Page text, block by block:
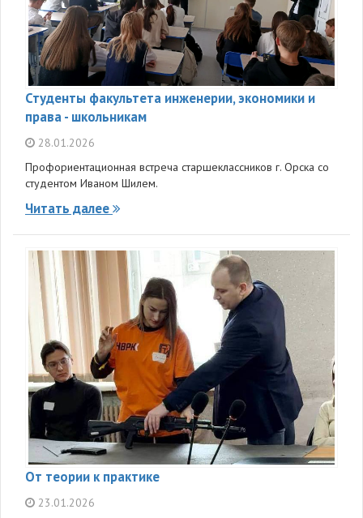
Студенты факультета инженерии, экономики и
права - школьникам
28.01.2026
Профориентационная встреча старшеклассников г. Орска со
студентом Иваном Шилем.
Читать далее
От теории к практике
23.01.2026